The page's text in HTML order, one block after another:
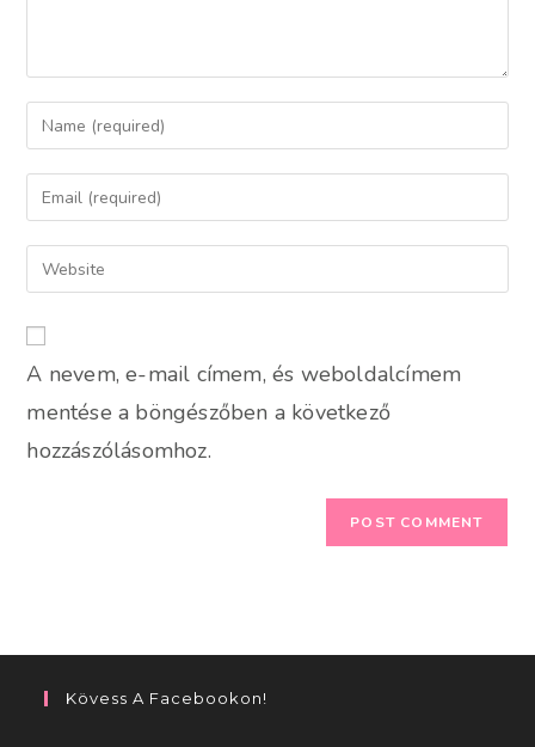
Enter
your
name
comment
Enter
your
email
address
Enter
your
URL
(optional)
A nevem, e-mail címem, és weboldalcímem
mentése a böngészőben a következő
hozzászólásomhoz.
Kövess A Facebookon!